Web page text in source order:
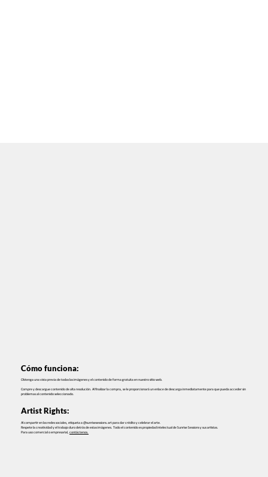
Cómo funciona:
Obtenga una vista previa de todas las imágenes y el contenido de forma gratuita en nuestro sitio web.
Compre y descargue contenido de alta resolución. Al finalizar la compra, se le proporcionará un enlace de descarga inmediatamente para que pueda acceder sin
problemas al contenido seleccionado.
Artist Rights:
Al compartir en las redes sociales, etiqueta a @sunrisesessions.art para dar crédito y celebrar el arte.
Respete la creatividad y el trabajo duro detrás de estas imágenes. Todo el contenido es propiedad intelectual de Sunrise Sessions y sus artistas.
Para uso comercial o empresarial,contáctenos.